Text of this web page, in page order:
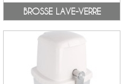
BROSSE LAVE-VERRE